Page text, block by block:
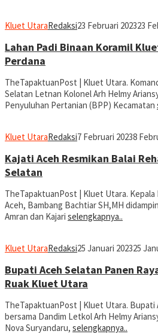
Kluet UtaraRedaksi23 Februari 202323
Lahan Padi Binaan Koramil
Perdana
TheTapaktuanPost | Kluet Utara.
Selatan Letnan Kolonel Arh Helmy
Penyuluhan Pertanian (BPP) Kecamatan
Kluet UtaraRedaksi7 Februari 20238
Kajati Aceh Resmikan Balai
Selatan
TheTapaktuanPost | Kluet Utara. Kepala
Aceh, Bambang Bachtiar SH,MH
Amran dan Kajari selengkapnya..
Kluet UtaraRedaksi25 Januari 202325
Bupati Aceh Selatan Panen
Ruak Kluet Utara
TheTapaktuanPost | Kluet Utara. Bupati
bersama Dandim Letkol Arh Helmy
Nova Suryandaru, selengkapnya..